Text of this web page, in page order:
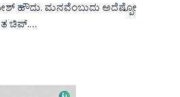
ಮನವೆಂಬುದು ಅದೆಷ್ಪೋ
ಚಿಪ್.…